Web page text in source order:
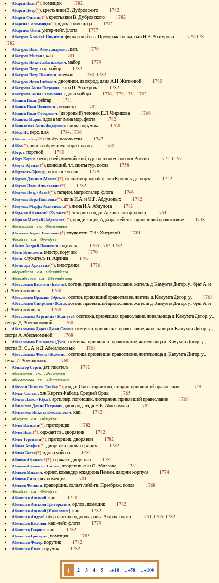
Абарин Иван(*), помещик 1782
Абарин Петр(*), крестьянин В. Дубровского 1782
Абарин Филипп(*), крестьянин В. Дубровского 1782
Абарина Соломонида(*), вдова, помещица 1782
Абаринов Осип, унтер-лейт. флота 1777
Абатуров Алексей Никитич, фурьер лейб-гв. Преображ. полка, сын Н.В. Абатурова 1779, 1781-
1782
Абатуров Иван Александрович, кап. 1779
Абатуров Михаил, кап. 1781
Абатуров Никита Васильевич, майор 1779
Абатуров Петр, сек.-майор 1782
Абатуров Петр Никитич, мичман 1780, 1782
Абатуров Яков Глебович, дворянин, двоюрод. дядя А.И. Житновой 1780
Абатурова Анна Петровна, жена П. Абатурова 1782
Абатурова Анна Семеновна, вдова майора 1776, 1779, 1781-1782
Абашев Иван, рейтар 1781
Абашев Иван Иванович, ротмистр 1782
Абашев Иван Федорович, [дворовый] человек Е.Л. Чирикова 1766
Абашева Мария, вдова мичмана мор. флота 1782
Абашевская Анна Федоровна, вдова поручика 1768
Аббас III, перс. шах 1734, 1736
Аббе де ла Кур(*), чл. фр. посольства 1747
Аббот(*), англ. изобретатель кораб. насоса 1760
Абграт, портной 1780
Абдул Керим, беглер-бей румелийский, тур. полномоч. посол в России 1775-1776
Абдула Эфенди(*), конюший, чл. свиты тур. посла 1758
Абдуласах-Эфенди, посол в России 1779
Абдулов Даниил (Мамет)(*), солдат мор. кораб. флота Кронштадт. порта 1752
Абдулов Иван Алексеевич(*) 1782
Абдулов Петр (Асак)(*), татарин, матрос галер. флота 1746
Абдулова Вера Ивановна(*), дочь И.А. и М.Р. Абдуловых 1782
Абдулова Марфа Родионовна(*), жена И.А. Абдулова 1782
Абдыков Афанасий (Кулмет)(*), татарин, солдат Архангелогор. полка 1751
Абдяков Матфей (Абдяселет)(*), прядильщик Адмиралтейства, принявший православие 1748
Абезьянинов см. Обезьянинов
Абелдеев Авдей Иванович(*), служитель П.Ф. Хитровой 1781
Абелдуев см. Оболдуев
Абелов Андрей Иванович, подполк. 1765-1767, 1782
Абелс Вениамин, иностр. поручик 1770
Абель, служитель И. Афлика 1763
Абельгард Христина(*), иностранка 1776
Абернибесов см. Обернибесов
Абернибесова см. Обернибесова
Абесаломов Василий (Басиле), осетин, принявший православие, житель д. Камумта Дигор. у., брат А. и
Д. Абесаломовых 1768
Абесаломов Ираклий (Эрекле), осетин, принявший православие, житель д. Камумта Дигор. у. 1768
Абесаломов Спиридон (Жага), осетин, принявший православие, житель д. Камумта Дигор. у., брат А. и
Д. Абесаломовых 1768
Абесаломова Агрипина (Жантуте), осетинка, принявшая православие, жительница д. Камумта Дигор. у.,
сестра Д. Абесаломовой 1768
Абесаломова Дарья (Джан Семен), осетинка, принявшая православие, жительница д. Камумта Дигор. у.,
сестра А. Абесаломовой 1768
Абесаломова Елизавета (Дуга), осетинка, принявшая православие, жительница д. Камумта Дигор. у.,
сестра В., С., А. и Д. Абесаломовых 1768
Абесаломова Фекла (Жамкис), осетинка, принявшая православие, жительница д. Камумта Дигор. у.,
тетка И. Абесаломова 1768
Абильгор Серен, дат. писатель 1782
Абисаломов см. Абесаломов
Абисаломова см. Абесаломова
Абкузин Никита (Танба)(*), солдат Смол. гарнизона, татарин, принявший православие 1749
Аблай-Салтан, хан Киргиз-Кайсац. Средней Орды 1765
Аблеев Павел (Юрас), артиллер. погонщик, лютеранин, принявший православие 1768
Аблесимов Денис Петрович, двоюрод. дядя Н.Е. Аблесимова 1782
Аблесимов Никита Емельянович, кап. 1782
Аблеухов см. Облеухов
Аблов Василий(*), прапорщик 1782
Аблов Иван(*), сержант гв., дворянин 1782
Аблов Терентий(*), прапорщик, дворянин 1782
Аблова Агафья(*), дворянка, вдова сержанта 1782
Аблова Васса(*), вдова майора 1782
Аблязов Афанасий(*), сержант, дворянин 1782
Аблязов Афанасий Силыч, дворянин, сын С. Аблязова 1781
Аблязов Михаил, корнет, командир эскадрона Пензен. дворян. корпуса 1774
Аблязов Сила, ряз. помещик 1781
Аблязов Филипп, прапорщик, солдат лейб-гв. Преображ. полка 1768
Аболдуев см. Оболдуев
Аболешев Алексей, кап. 1758
Аболешев Алексей Григорьевич, орлов. помещик 1782
Аболешев Алексей [Яковлевич], кап. 1782
Аболешев Андрей, обер-фискал подполк. ранга Астрах. порта 1751, 1765, 1782
Аболешев Василий, кап.-лейт. флота 1779
Аболешев Гавриил, кап. 1782
Аболешев Григорий, помещик 1782
Аболешев Федор, поручик 1782
Аболешев Яков, поручик 1782
1 2 3 4 5 ..+10 ..+50 ..+100